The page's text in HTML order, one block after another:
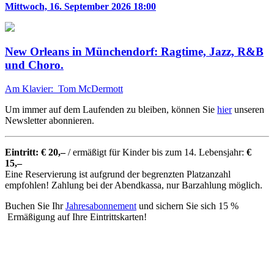
Mittwoch, 16. September 2026 18:00
New Orleans in Münchendorf: Ragtime, Jazz, R&B
und Choro.
Am Klavier: Tom McDermott
Um immer auf dem Laufenden zu bleiben, können Sie hierunseren
Newsletter abonnieren.
Eintritt: € 20,–/ ermäßigt für Kinder bis zum 14. Lebensjahr: €
15,–
Eine Reservierung ist aufgrund der begrenzten Platzanzahl
empfohlen! Zahlung bei der Abendkassa, nur Barzahlung möglich.
Buchen Sie IhrJahresabonnement und sichern Sie sich 15 %
Ermäßigung auf Ihre Eintrittskarten!